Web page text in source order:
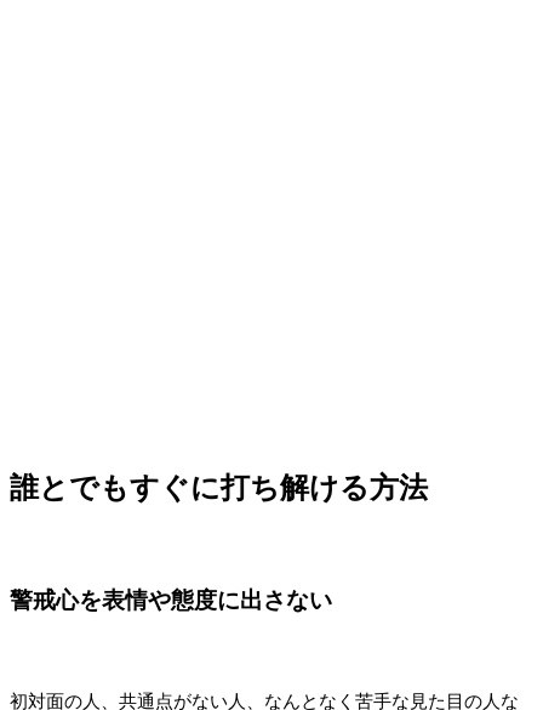
誰とでもすぐに打ち解ける方法
警戒心を表情や態度に出さない
初対面の人、共通点がない人、なんとなく苦手な見た目の人な